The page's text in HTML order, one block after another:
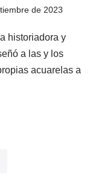
de 2023
historiadora y
a las y los
acuarelas a